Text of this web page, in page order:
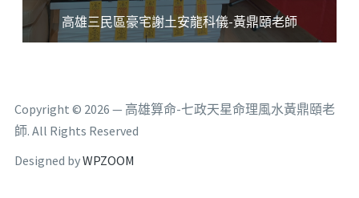
高雄三民區豪宅謝土安龍科儀-黃鼎頤老師
Copyright © 2026 — 高雄算命-七政天星命理風水黃鼎頤老
師. All Rights Reserved
Designed byWPZOOM